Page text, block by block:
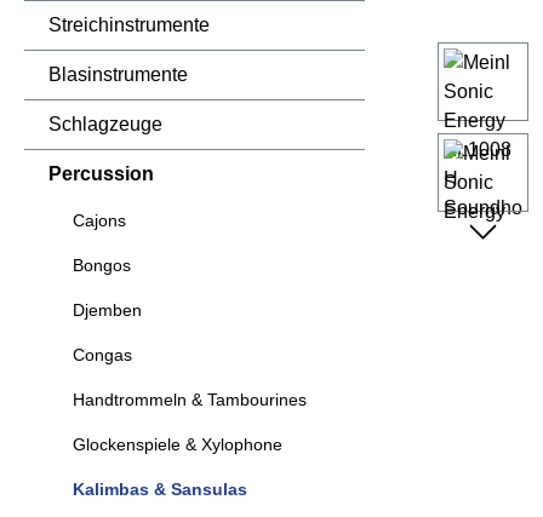
Streichinstrumente
Blasinstrumente
Schlagzeuge
Percussion
Cajons
Bongos
Djemben
Congas
Handtrommeln & Tambourines
Glockenspiele & Xylophone
Kalimbas & Sansulas